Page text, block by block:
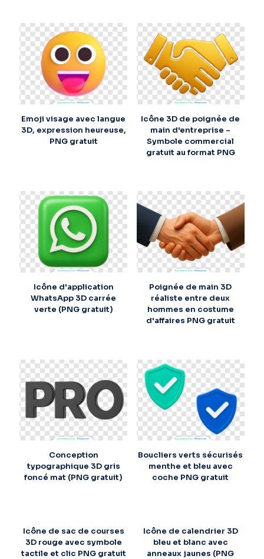
Emoji visage avec langue
3D, expression heureuse,
PNG gratuit
Icône 3D de poignée de
main d'entreprise –
Symbole commercial
gratuit au format PNG
Icône d'application
WhatsApp 3D carrée
verte (PNG gratuit)
Poignée de main 3D
réaliste entre deux
hommes en costume
d'affaires PNG gratuit
Conception
typographique 3D gris
foncé mat (PNG gratuit)
Boucliers verts sécurisés
menthe et bleu avec
coche PNG gratuit
Icône de sac de courses
3D rouge avec symbole
tactile et clic PNG gratuit
Icône de calendrier 3D
bleu et blanc avec
anneaux jaunes (PNG